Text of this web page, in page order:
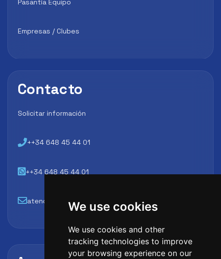
We use cookies
We use cookies and other
tracking technologies to improve
your browsing experience on our
Pasantía Equipo
Empresas / Clubes
Contacto
Solicitar información
++34 648 45 44 01
++34 648 45 44 01
atencion@futbollab.com